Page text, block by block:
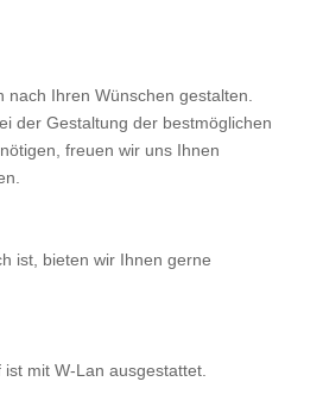
nach Ihren Wünschen gestalten.
der Gestaltung der bestmöglichen
freuen wir uns Ihnen
ist, bieten wir Ihnen gerne
mit W-Lan ausgestattet.